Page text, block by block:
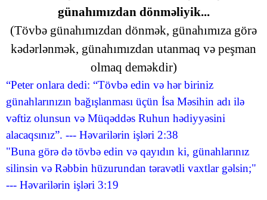
günahımızdan dönməliyik...
(Tövbə günahımızdan dönmək, günahımıza görə
kədərlənmək, günahımızdan utanmaq və peşman
olmaq deməkdir)
“Peter onlara dedi: “Tövbə edin və hər biriniz
günahlarınızın bağışlanması üçün İsa Məsihin adı ilə
vəftiz olunsun və Müqəddəs Ruhun hədiyyəsini
alacaqsınız”. --- Həvarilərin işləri 2:38
"Buna görə də tövbə edin və qayıdın ki, günahlarınız
silinsin və Rəbbin hüzurundan təravətli vaxtlar gəlsin;"
--- Həvarilərin işləri 3:19